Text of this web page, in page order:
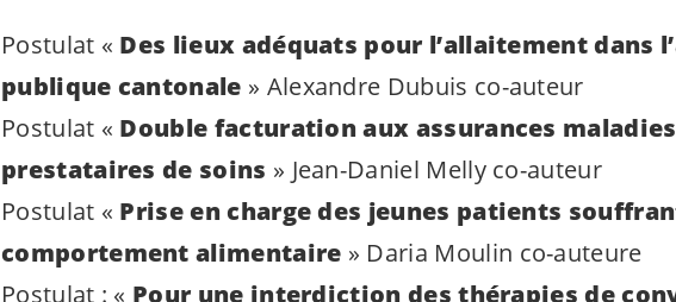
Postulat « Des lieux adéquats pour l’allaitement dans
publique cantonale » Alexandre Dubuis co-auteur
Postulat « Double facturation aux assurances
prestataires de soins » Jean-Daniel Melly co-auteur
Postulat « Prise en charge des jeunes patients
comportement alimentaire » Daria Moulin co-auteure
Postulat : « Pour une interdiction des thérapies de